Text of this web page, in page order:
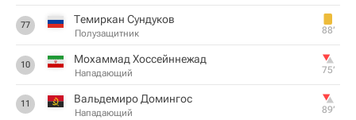
77 Темиркан Сундуков
Полузащитник 88‎’‎
10 Мохаммад Хоссейннежад
Нападающий 75‎’‎
11 Вальдемиро Домингос
Нападающий 89‎’‎